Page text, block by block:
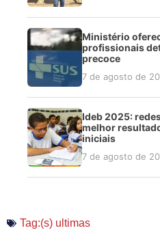
Ministério
profissionais
precoce
7 de agosto de
Ideb 2025:
melhor
iniciais
7 de agosto de
Tag:(s) ultimas